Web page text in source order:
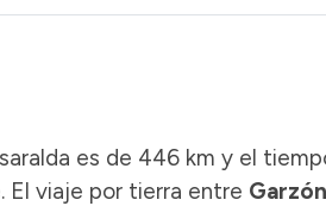
es de 446 km y el
El viaje por tierra entre